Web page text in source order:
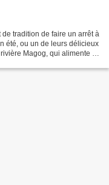
tradition de faire un arrêt à
été, ou un de leurs délicieux
Magog, qui alimente le